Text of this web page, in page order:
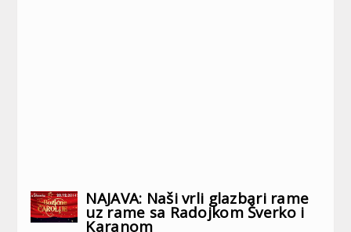
NAJAVA: Naši vrli glazbari rame
uz rame sa Radojkom Šverko i
Karanom